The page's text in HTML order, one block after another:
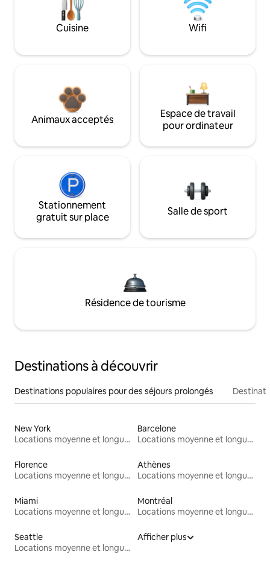
Cuisine Wifi
Animaux acceptés
Espace de travail
pour ordinateur
Stationnement
gratuit sur place
Salle de sport
Résidence de tourisme
Destinations à découvrir
Destinations populaires pour des séjours prolongés
New York
Locations moyenne et longue durée
Barcelone
Locations moyenne et longue durée
Florence
Locations moyenne et longue durée
Athènes
Locations moyenne et longue durée
Miami
Locations moyenne et longue durée
Montréal
Locations moyenne et longue durée
Seattle
Locations moyenne et longue durée
Afficher plus